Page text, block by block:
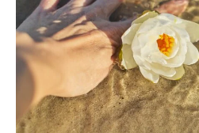
Jahreswechsel
Retreat
auf
Teneriffa